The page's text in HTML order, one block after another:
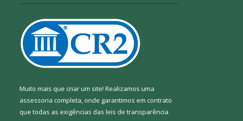
Muito mais que criar um site! Realizamos uma
assessoria completa, onde garantimos em contrato
que todas as exigências das leis de transparência